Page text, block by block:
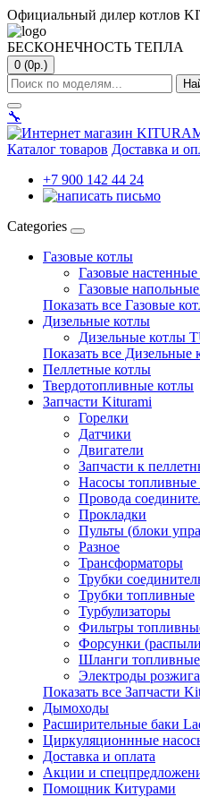
Официальный дилер котлов
БЕСКОНЕЧНОСТЬ ТЕПЛА
0 (0р.)
🔧
Каталог товаров Доставка и
+7 900 142 44 24
Categories
Газовые котлы
Газовые
Газовые
Показать все Газовые
Дизельные котлы
Дизельные котлы
Показать все Дизельные
Пеллетные котлы
Твердотопливные котлы
Запчасти Kiturami
Горелки
Датчики
Двигатели
Запчасти к
Насосы
Провода
Прокладки
Пульты (блоки
Разное
Трансформаторы
Трубки
Трубки топливные
Турбулизаторы
Фильтры
Форсунки
Шланги топливные
Электроды розжига
Показать все Запчасти
Дымоходы
Расширительные баки
Циркуляционнные
Доставка и оплата
Акции и
Помощник Китурами